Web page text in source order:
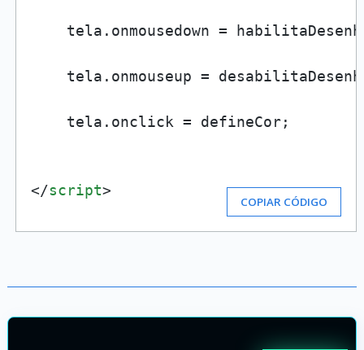
    tela.
onmousedown =
    tela.
onmouseup =
    tela.
onclick = defineCor;
</script>
COPIAR CÓDIGO